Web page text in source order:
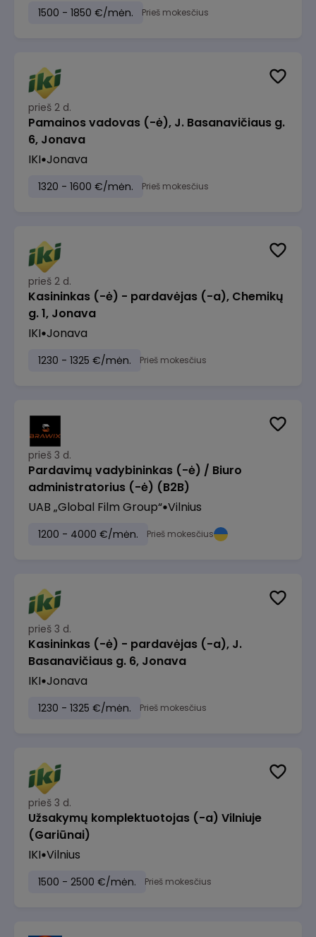
1500 - 1850 €/mėn. Prieš mokesčius
prieš 2 d.
Pamainos vadovas (-ė), J. Basanavičiaus g.
6, Jonava
IKI Jonava
1320 - 1600 €/mėn. Prieš mokesčius
prieš 2 d.
Kasininkas (-ė) - pardavėjas (-a), Chemikų
g. 1, Jonava
IKI Jonava
1230 - 1325 €/mėn. Prieš mokesčius
prieš 3 d.
Pardavimų vadybininkas (-ė) / Biuro
administratorius (-ė) (B2B)
UAB „Global Film Group“ Vilnius
1200 - 4000 €/mėn. Prieš mokesčius
prieš 3 d.
Kasininkas (-ė) - pardavėjas (-a), J.
Basanavičiaus g. 6, Jonava
IKI Jonava
1230 - 1325 €/mėn. Prieš mokesčius
prieš 3 d.
Užsakymų komplektuotojas (-a) Vilniuje
(Gariūnai)
IKI Vilnius
1500 - 2500 €/mėn. Prieš mokesčius